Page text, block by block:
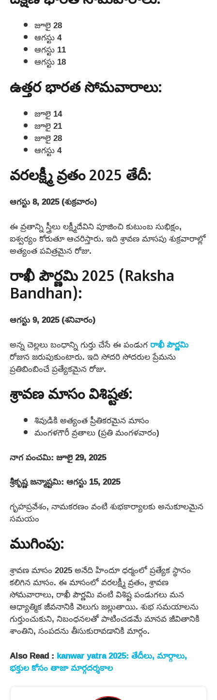
జూలై 28
ఆగస్టు 4
ఆగస్టు 11
ఆగస్టు 18
ఉత్తర భారత సోమవారాలు:
జూలై 14
జూలై 21
జూలై 28
ఆగస్టు 4
వరలక్ష్మీ వ్రతం 2025 తేదీ:
ఆగస్టు 8, 2025 (శుక్రవారం)
ఈ వ్రతాన్ని స్త్రీలు లక్ష్మీదేవిని పూజించి కుటుంబ సుభిక్షం,
ఐశ్వర్యం కోరుతూ ఆచరిస్తారు. ఇది శ్రావణ మాసపు శుక్రవారాల్లో
అత్యంత పవిత్రమైన రోజు.
రాఖీ పౌర్ణమి 2025 (Raksha
Bandhan):
ఆగస్టు 9, 2025 (శనివారం)
అన్న చెల్లలు బంధాన్ని గుర్తు చేసే ఈ పండుగరాఖీ పౌర్ణమి
రోజున జరుపుకుంటారు. ఇది సోదరి సోదరుల ప్రేమను
ప్రతిబింబించే ప్రత్యేకమైన రోజు.
శ్రావణ మాసం విశిష్టత:
శివుడికి అత్యంత ప్రీతికరమైన మాసం
మంగళగౌరీ వ్రతాలు (ప్రతి మంగళవారం)
నాగ పంచమి: జూలై 29, 2025
శ్రీకృష్ణ జన్మాష్టమి: ఆగస్టు 15, 2025
గృహప్రవేశం, నామకరణం వంటి శుభకార్యాలకు అనుకూలమైన
సమయం
ముగింపు:
శ్రావణ మాసం 2025 అనేది హిందూ ధర్మంలో ప్రత్యేక స్థానం
కలిగిన మాసం. ఈ మాసంలో వరలక్ష్మీ వ్రతం, శ్రావణ
సోమవారాలు, రాఖీ పౌర్ణమి వంటి విశిష్ట పండుగలు మన
ఆధ్యాత్మిక జీవనానికి వెలుగు జల్లుతాయి. శుభ సమయాలను
గుర్తుంచుకుని, నిబంధనలతో పాటించడమే మానవ జీవితానికి
శాంతిని, సంపదను తీసుకురావడానికి మార్గం.
Also Read : kanwar yatra 2025: తేదీలు, మార్గాలు,
భక్తుల కోసం తాజా మార్గదర్శకాల